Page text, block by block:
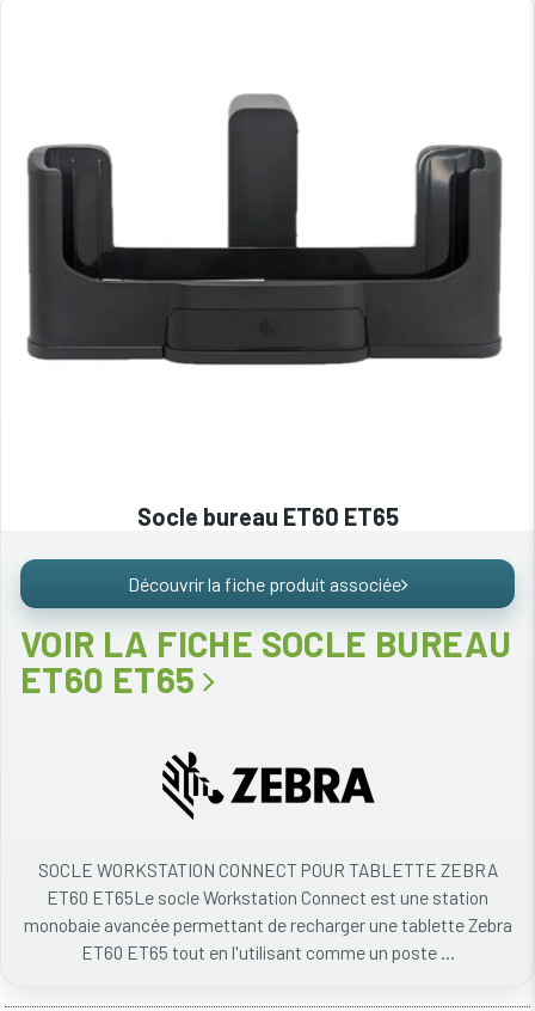
Socle bureau ET60 ET65
Découvrir la fiche produit associée
VOIR LA FICHE SOCLE BUREAU
ET60 ET65
SOCLE WORKSTATION CONNECT POUR TABLETTE ZEBRA
ET60 ET65Le socle Workstation Connect est une station
monobaie avancée permettant de recharger une tablette Zebra
ET60 ET65 tout en l'utilisant comme un poste ...